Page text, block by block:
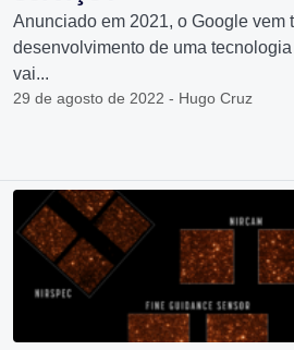
Anunciado em 2021, o Google vem
desenvolvimento de uma
vai...
29 de agosto de 2022 - Hugo Cruz